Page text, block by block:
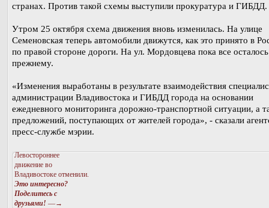
странах. Против такой схемы выступили прокуратура и ГИБДД.
Утром 25 октября схема движения вновь изменилась. На улице
Семеновская теперь автомобили движутся, как это принято в
по правой стороне дороги. На ул. Мордовцева пока все
прежнему.
«Изменения выработаны в результате взаимодействия
администрации Владивостока и ГИБДД города на основании
ежедневного мониторинга дорожно-транспортной ситуации, а
предложений, поступающих от жителей города», - сказали
пресс-службе мэрии.
Левостороннее
движение во
Владивостоке отменили.
Это интересно?
Поделитесь с
друзьями! —→